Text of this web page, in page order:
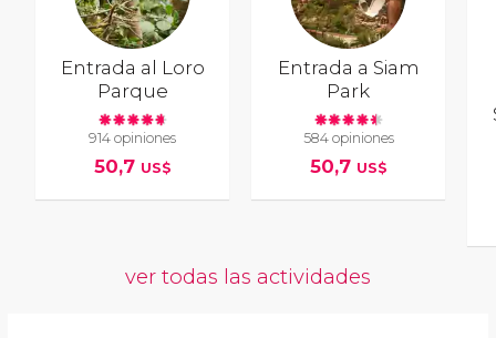
Entrada al Loro
Parque
914 opiniones
50,7 US$
Entrada a Siam
Park
584 opiniones
50,7 US$
ver todas las actividades